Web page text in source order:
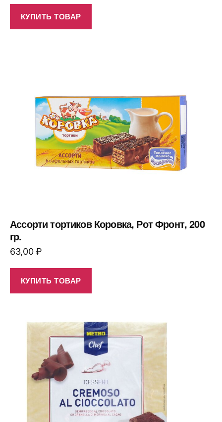
КУПИТЬ ТОВАР
Ассорти тортиков Коровка, Рот Фронт, 200
гр.
63,00₽
КУПИТЬ ТОВАР